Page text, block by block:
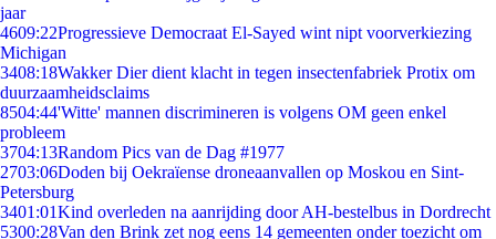
jaar
4609:22Progressieve Democraat El-Sayed wint nipt voorverkiezing
Michigan
3408:18Wakker Dier dient klacht in tegen insectenfabriek Protix om
duurzaamheidsclaims
8504:44'Witte' mannen discrimineren is volgens OM geen enkel
probleem
3704:13Random Pics van de Dag #1977
2703:06Doden bij Oekraïense droneaanvallen op Moskou en Sint-
Petersburg
3401:01Kind overleden na aanrijding door AH-bestelbus in Dordrecht
5300:28Van den Brink zet nog eens 14 gemeenten onder toezicht om